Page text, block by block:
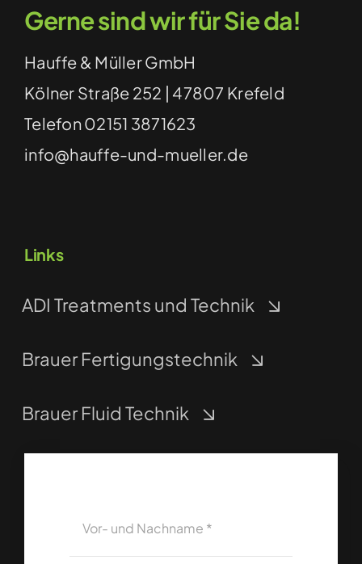
Gerne sind wir für Sie da!
Hauffe & Müller GmbH
Kölner Straße 252 | 47807 Krefeld
Telefon02151 3871623
info@hauffe-und-mueller.de
Links
ADI Treatments und Technik
Brauer Fertigungstechnik
Brauer Fluid Technik